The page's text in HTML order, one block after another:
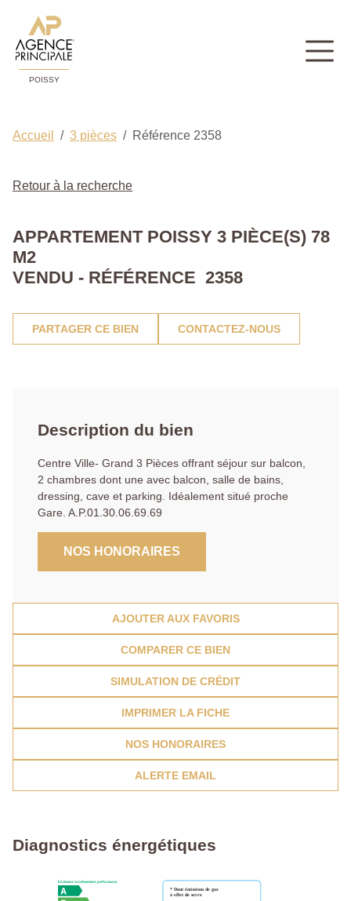
POISSY
Accueil 3 pièces Référence 2358
Retour à la recherche
APPARTEMENT POISSY 3 PIÈCE(S) 78
M2
VENDU - RÉFÉRENCE 2358
PARTAGER CE BIEN CONTACTEZ-NOUS
Description du bien
Centre Ville- Grand 3 Pièces offrant séjour sur balcon,
2 chambres dont une avec balcon, salle de bains,
dressing, cave et parking. Idéalement situé proche
Gare. A.P.01.30.06.69.69
NOS HONORAIRES
AJOUTER AUX FAVORIS
COMPARER CE BIEN
SIMULATION DE CRÉDIT
IMPRIMER LA FICHE
NOS HONORAIRES
ALERTE EMAIL
Diagnostics énergétiques